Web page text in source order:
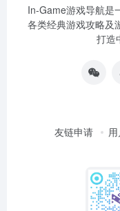
In-Game游戏导航是
各类经典游戏攻略及
打造
友链申请